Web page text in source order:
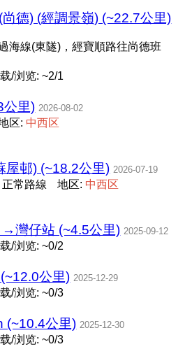
德) (經調景嶺) (~22.7公里)
海線(東隧)，經寶順路往尚德班
/浏览: ~2/1
公里) 2026-08-02
区: 中西区
屋邨) (~18.2公里) 2026-07-19
正常路線 地区: 中西区
→灣仔站 (~4.5公里) 2025-09-12
/浏览: ~0/2
公里) 2025-12-29
/浏览: ~0/3
(~10.4公里) 2025-12-30
/浏览: ~0/3